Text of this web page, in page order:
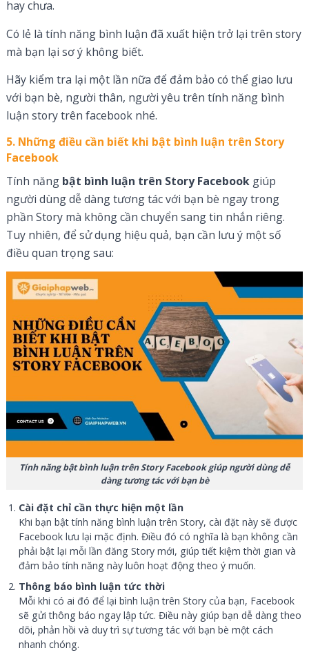
hay chưa.
Có lẻ là tính năng bình luận đã xuất hiện trở lại trên story
mà bạn lại sơ ý không biết.
Hãy kiểm tra lại một lần nữa để đảm bảo có thể giao lưu
với bạn bè, người thân, người yêu trên tính năng bình
luận story trên facebook nhé.
5. Những điều cần biết khi bật bình luận trên Story
Facebook
Tính năng bật bình luận trên Story Facebookgiúp
người dùng dễ dàng tương tác với bạn bè ngay trong
phần Story mà không cần chuyển sang tin nhắn riêng.
Tuy nhiên, để sử dụng hiệu quả, bạn cần lưu ý một số
điều quan trọng sau:
Tính năng bật bình luận trên Story Facebook giúp người dùng dễ
dàng tương tác với bạn bè
Cài đặt chỉ cần thực hiện một lần
Khi bạn bật tính năng bình luận trên Story, cài đặt này sẽ được
Facebook lưu lại mặc định. Điều đó có nghĩa là bạn không cần
phải bật lại mỗi lần đăng Story mới, giúp tiết kiệm thời gian và
đảm bảo tính năng này luôn hoạt động theo ý muốn.
Thông báo bình luận tức thời
Mỗi khi có ai đó để lại bình luận trên Story của bạn, Facebook
sẽ gửi thông báo ngay lập tức. Điều này giúp bạn dễ dàng theo
dõi, phản hồi và duy trì sự tương tác với bạn bè một cách
nhanh chóng.